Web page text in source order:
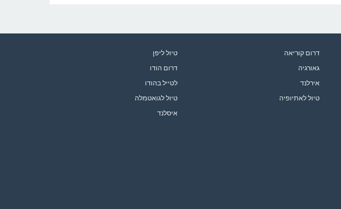
דרום קוריאה
גאורגיה
אירלנד
טיול לאתיופיה
טיול ליפן
דרום הודו
לטייל בהודו
טיול לגואטמלה
איסלנד